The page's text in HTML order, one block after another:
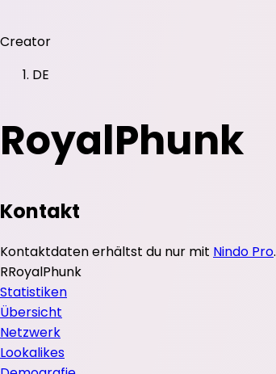
Creator
DE
RoyalPhunk
Kontakt
Kontaktdaten erhältst du nur mit Nindo Pro.
RRoyalPhunk
Statistiken
Übersicht
Netzwerk
Lookalikes